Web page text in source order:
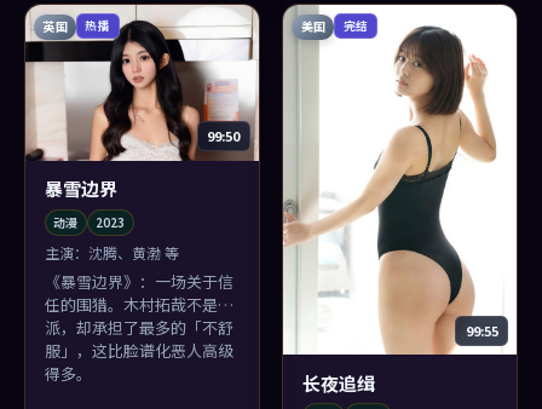
英国 热播
99:50
暴雪边界
动漫 2023
主演： 沈腾、黄渤 等
《暴雪边界》：一场关于信
任的围猎。木村拓哉不是反
派，却承担了最多的「不舒
服」，这比脸谱化恶人高级
得多。
美国 完结
99:55
长夜追缉